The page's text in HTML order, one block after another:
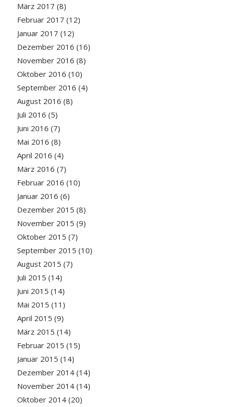
März 2017 (8)
Februar 2017 (12)
Januar 2017 (12)
Dezember 2016 (16)
November 2016 (8)
Oktober 2016 (10)
September 2016 (4)
August 2016 (8)
Juli 2016 (5)
Juni 2016 (7)
Mai 2016 (8)
April 2016 (4)
März 2016 (7)
Februar 2016 (10)
Januar 2016 (6)
Dezember 2015 (8)
November 2015 (9)
Oktober 2015 (7)
September 2015 (10)
August 2015 (7)
Juli 2015 (14)
Juni 2015 (14)
Mai 2015 (11)
April 2015 (9)
März 2015 (14)
Februar 2015 (15)
Januar 2015 (14)
Dezember 2014(14)
November 2014(14)
Oktober 2014(20)